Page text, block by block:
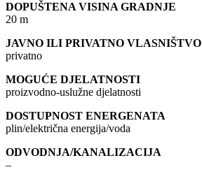
DOPUŠTENA VISINA GRADNJE
20 m
JAVNO ILI PRIVATNO VLASNIŠTVO
privatno
MOGUĆE DJELATNOSTI
proizvodno-uslužne djelatnosti
DOSTUPNOST ENERGENATA
plin/električna energija/voda
ODVODNJA/KANALIZACIJA
–